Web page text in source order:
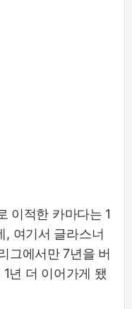
이적한 카마다는 1
, 여기서 글라스너
그에서만 7년을 버
년 더 이어가게 됐